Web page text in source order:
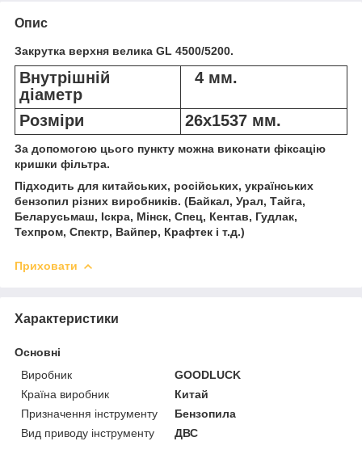
Опис
Закрутка верхня велика GL 4500/5200.
Внутрішній
діаметр
4 мм.
Розміри 26х1537 мм.
За допомогою цього пункту можна виконати фіксацію
кришки фільтра.
Підходить для китайських, російських, українських
бензопил різних виробників. (Байкал, Урал, Тайга,
Беларусьмаш, Іскра, Мінск, Спец, Кентав, Гудлак,
Техпром, Спектр, Вайпер, Крафтек і т.д.)
Приховати
Характеристики
Основні
Виробник
GOODLUCK
Країна виробник
Китай
Призначення інструменту
Бензопила
Вид приводу інструменту
ДВС